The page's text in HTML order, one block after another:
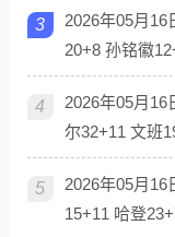
3
2026年05月16
20+8 孙铭徽
4
2026年05月
尔32+11 文班
5
2026年05月
15+11 哈登